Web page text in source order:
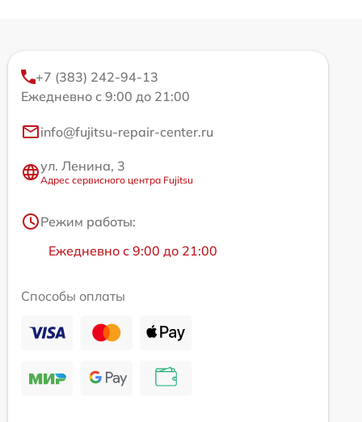
+7 (383) 242-94-13
Ежедневно с 9:00 до 21:00
info@fujitsu-repair-center.ru
ул. Ленина, 3
Адрес сервисного центра Fujitsu
Режим работы:
Ежедневно с 9:00 до 21:00
Способы оплаты